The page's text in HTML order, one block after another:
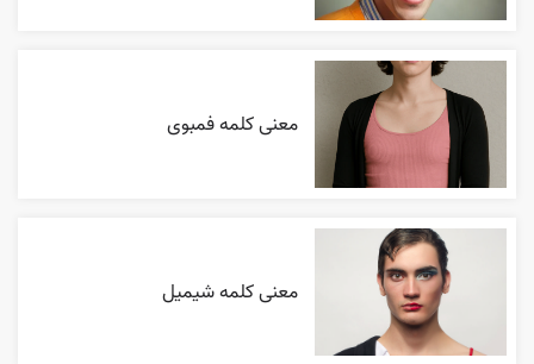
معنی کلمه فمبوی
معنی کلمه شیمیل